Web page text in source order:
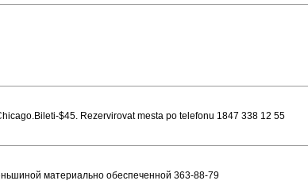
$45. Rezervirovat mesta po telefonu 1847 338 12 55
материально обеспеченной 363-88-79